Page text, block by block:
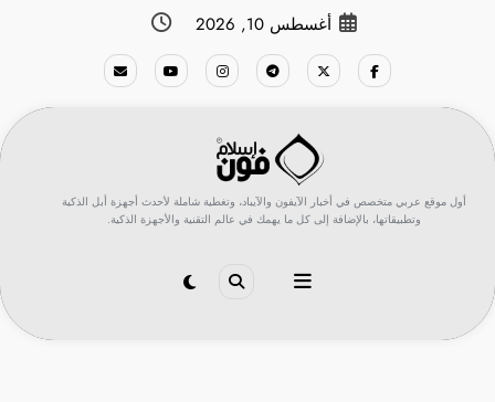
أغسطس 10, 2026
أول موقع عربي متخصص في أخبار الآيفون والآيباد، وتغطية شاملة لأحدث أجهزة أبل الذكية
وتطبيقاتها، بالإضافة إلى كل ما يهمك في عالم التقنية والأجهزة الذكية.